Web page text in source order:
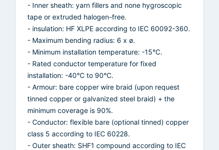
- Inner sheath: yarn fillers and none hygroscopic
tape or extruded halogen-free.
- insulation: HF XLPE according to IEC 60092-360.
- Maximum bending radius: 6 x ø.
- Minimum installation temperature: -15°C.
- Rated conductor temperature for fixed
installation: -40°C to 90°C.
- Armour: bare copper wire braid (upon request
tinned copper or galvanized steel braid) + the
minimum coverage is 90%.
- Conductor: flexible bare (optional tinned) copper
class 5 according to IEC 60228.
- Outer sheath: SHF1 compound according to IEC